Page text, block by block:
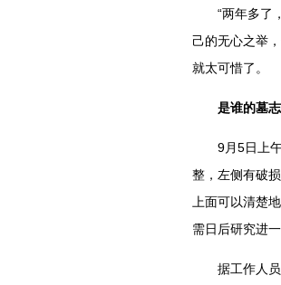
“两年多了，
己的无心之举
就太可惜了。
是谁的墓
9月5日上午
整，左侧有破
上面可以清楚
需日后研究进一
据工作人员